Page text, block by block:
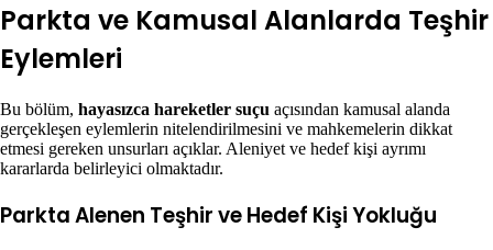
Parkta ve Kamusal Alanlarda Teşhir
Eylemleri
Bu bölüm, hayasızca hareketler suçu açısından kamusal alanda
gerçekleşen eylemlerin nitelendirilmesini ve mahkemelerin dikkat
etmesi gereken unsurları açıklar. Aleniyet ve hedef kişi ayrımı
kararlarda belirleyici olmaktadır.
Parkta Alenen Teşhir ve Hedef Kişi Yokluğu